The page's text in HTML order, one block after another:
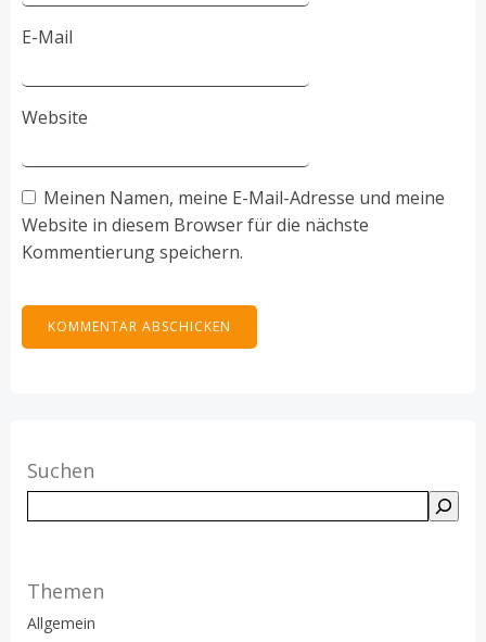
E-Mail
Website
Meinen Namen, meine E-Mail-Adresse und meine
Website in diesem Browser für die nächste
Kommentierung speichern.
Suchen
Themen
Allgemein